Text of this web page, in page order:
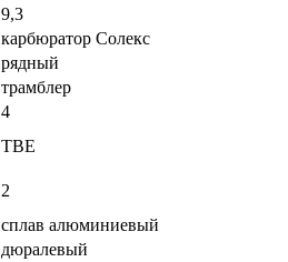
9,3
карбюратор Солекс
рядный
трамблер
4
ТВЕ
2
сплав алюминиевый
дюралевый